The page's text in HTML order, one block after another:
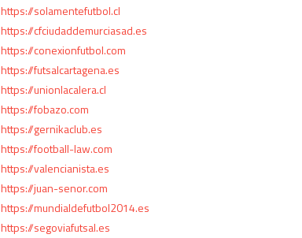
https://solamentefutbol.cl
https://cfciudaddemurciasad.es
https://conexionfutbol.com
https://futsalcartagena.es
https://unionlacalera.cl
https://fobazo.com
https://gernikaclub.es
https://football-law.com
https://valencianista.es
https://juan-senor.com
https://mundialdefutbol2014.es
https://segoviafutsal.es